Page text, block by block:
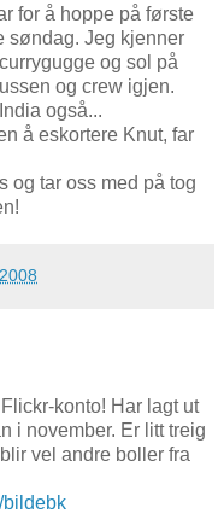
for å hoppe på første
søndag. Jeg kjenner
og sol på
og crew igjen.
også...
å eskortere Knut, far
og tar oss med på tog
konto! Har lagt ut
i november. Er litt treig
vel andre boller fra
bildebk